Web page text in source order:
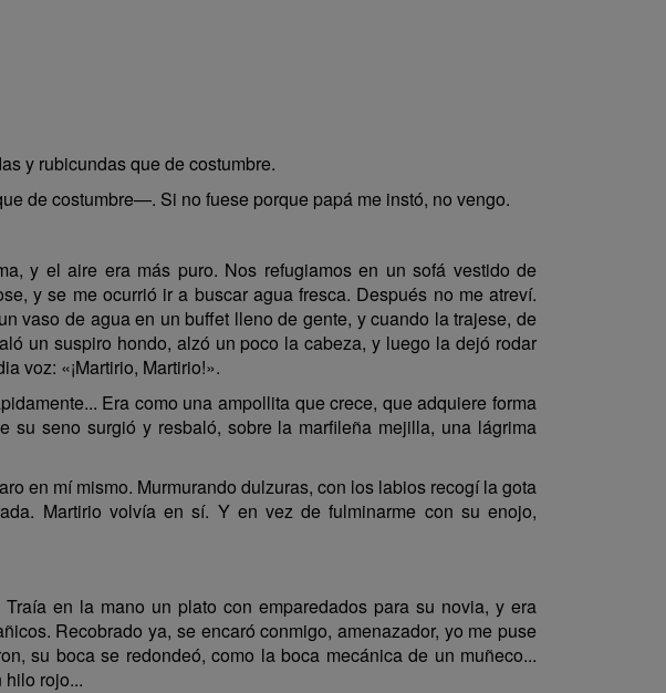
y rubicundas que de costumbre.
de costumbre—. Si no fuese porque papá me instó, no vengo.
y el aire era más puro. Nos refugiamos en un sofá vestido de
y se me ocurrió ir a buscar agua fresca. Después no me atreví.
vaso de agua en un buffet lleno de gente, y cuando la trajese, de
un suspiro hondo, alzó un poco la cabeza, y luego la dejó rodar
voz: «¡Martirio, Martirio!».
Era como una ampollita que crece, que adquiere forma
seno surgió y resbaló, sobre la marfileña mejilla, una lágrima
en mí mismo. Murmurando dulzuras, con los labios recogí la gota
Martirio volvía en sí. Y en vez de fulminarme con su enojo,
en la mano un plato con emparedados para su novia, y era
Recobrado ya, se encaró conmigo, amenazador, yo me puse
su boca se redondeó, como la boca mecánica de un muñeco...
hilo rojo...